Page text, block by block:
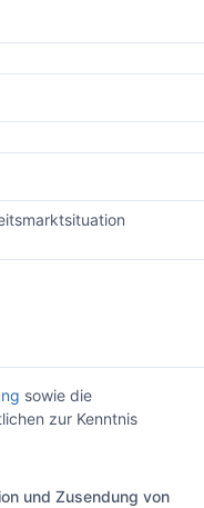
sowie die
zur Kenntnis
und Zusendung von